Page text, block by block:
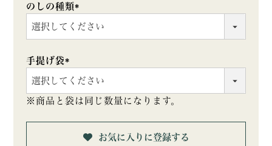
のしの種類
(必
須)
手提げ袋
(必
須)
※商品と袋は同じ数量になります。
お気に入りに登録する